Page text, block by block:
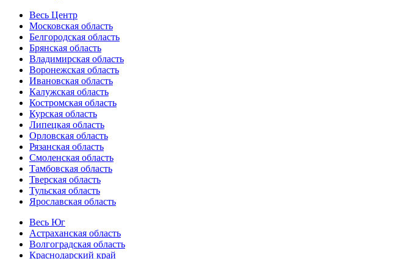
Весь Центр
Московская область
Белгородская область
Брянская область
Владимирская область
Воронежская область
Ивановская область
Калужская область
Костромская область
Курская область
Липецкая область
Орловская область
Рязанская область
Смоленская область
Тамбовская область
Тверская область
Тульская область
Ярославская область
Весь Юг
Астраханская область
Волгоградская область
Краснодарский край